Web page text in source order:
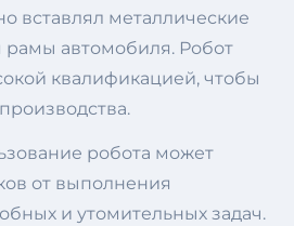
вставлял металлические
рамы автомобиля. Робот
квалификацией, чтобы
робота может
от выполнения
и утомительных задач.